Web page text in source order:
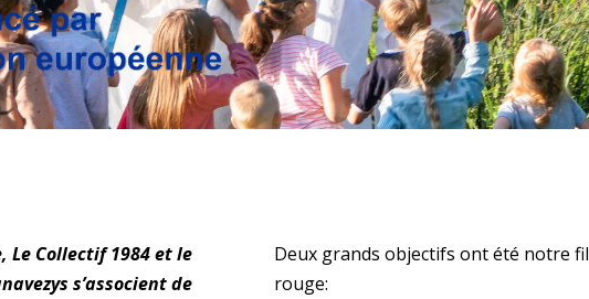
Le Collectif 1984 et le
s’associent de
Deux grands objectifs ont été notre fil
rouge: